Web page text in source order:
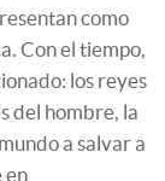
como
Con el tiempo,
los reyes
del hombre, la
a salvar a
en